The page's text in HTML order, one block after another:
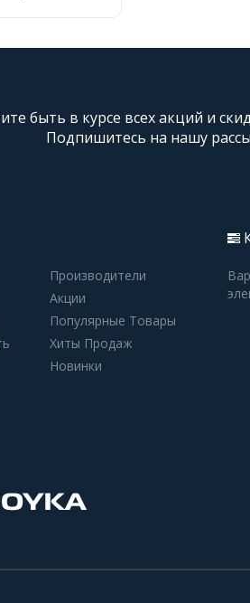
быть в курсе всех акций и
Подпишитесь на нашу
Производители
Акции
Популярные Товары
Хиты Продаж
Новинки